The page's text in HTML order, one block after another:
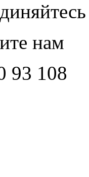
нам
93 108